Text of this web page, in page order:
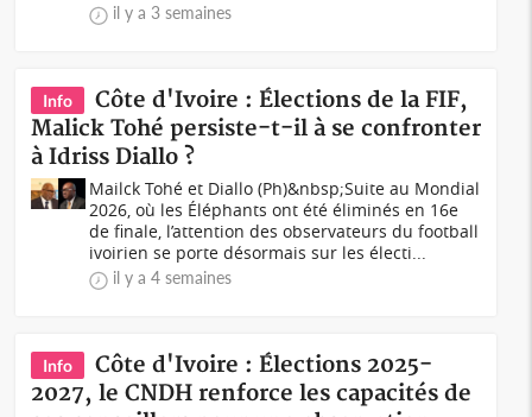
il y a 3 semaines
Info
Côte d'Ivoire : Élections de la FIF,
Malick Tohé persiste-t-il à se confronter
à Idriss Diallo ?
Mailck Tohé et Diallo (Ph)&nbsp;Suite au Mondial
2026, où les Éléphants ont été éliminés en 16e
de finale, l’attention des observateurs du football
ivoirien se porte désormais sur les électi...
il y a 4 semaines
Info
Côte d'Ivoire : Élections 2025-
2027, le CNDH renforce les capacités de